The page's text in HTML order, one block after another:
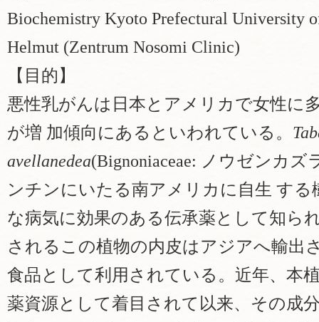
Biochemistry Kyoto Prefectural University
Helmut (Zentrum Nosomi Clinic)
【目的】
悪性乳がんは日本とアメリカで女性に
が増 加傾向にあるといわれている。
avellanedea(Bignoniaceae: ノウゼンカ
ンチンにいたる南アメリカに自生 する
な病気に効果のある伝承薬として知ら
されるこの植物の内皮はアジアへ輸出
食品として利用されている。近年、本
薬資源として着目されて以来、その成